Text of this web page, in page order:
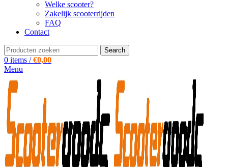
Welke scooter?
Zakelijk scooterrijden
FAQ
Contact
Search
0 items / €0,00
Menu